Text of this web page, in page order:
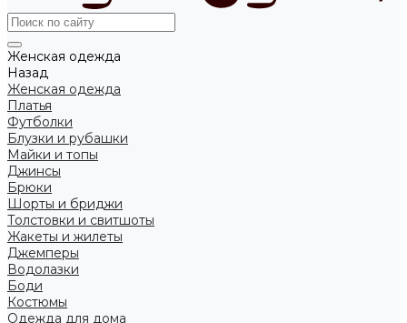
Женская одежда
Назад
Женская одежда
Платья
Футболки
Блузки и рубашки
Майки и топы
Джинсы
Брюки
Шорты и бриджи
Толстовки и свитшоты
Жакеты и жилеты
Джемперы
Водолазки
Боди
Костюмы
Одежда для дома